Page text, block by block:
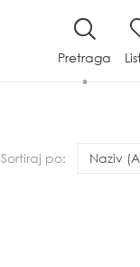
Pretraga
Sortiraj po: Naziv